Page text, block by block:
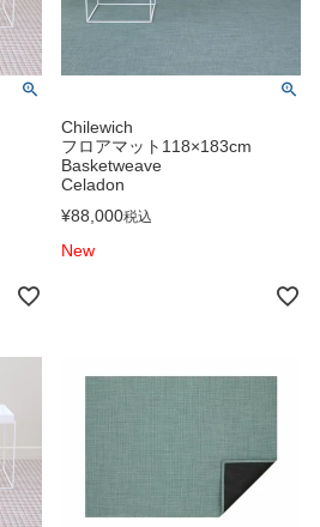
Chilewich
フロアマット118×183cm
Basketweave
Celadon
¥88,000税込
New